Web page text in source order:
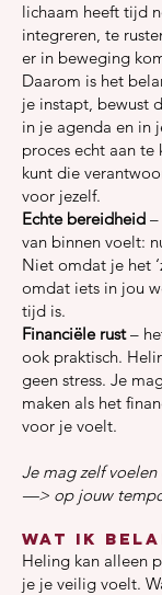
lichaam heeft tijd
integreren, te
er in beweging
Daarom is het
je instapt, bewust
in je agenda en
proces echt aan te
kunt die
voor jezelf.
Echte bereidheid
van binnen voelt:
Niet omdat je het
omdat iets in jou
tijd is.
Financiële rust –
ook praktisch.
geen stress. Je
maken als het
voor je voelt.
Je mag zelf
—> op jouw
Wat ik
Heling kan alleen
je je veilig voelt.